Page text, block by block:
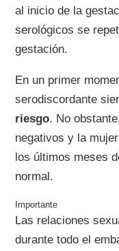
al inicio de la
serológicos se
gestación.
En un primer
serodiscordante
riesgo. No
negativos y la
los últimos meses
normal.
Las relaciones
durante todo el